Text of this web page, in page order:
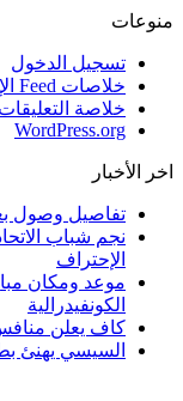
منوعات
تسجيل الدخول
خلاصات Feed الإدخالات
خلاصة التعليقات
WordPress.org
اخر الأخبار
تفاصيل وصول
الإحتراف
موعد ومكان
الكونفيدرالية
كاف يعلن منافس
السيسي يهنئ